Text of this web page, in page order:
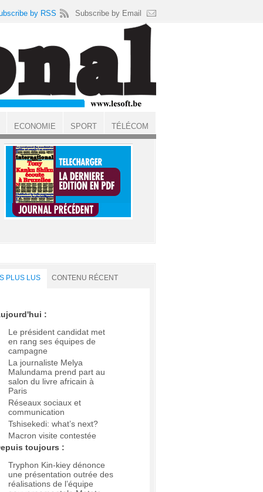
PLUS LUS CONTENU RÉCENT
:
Le président candidat met
en rang ses équipes de
campagne
La journaliste Melya
Malundama prend part au
salon du livre africain à
Paris
Réseaux sociaux et
communication
Tshisekedi: what’s next?
Macron visite contestée
toujours :
Tryphon Kin-kiey dénonce
une présentation outrée des
réalisations de l’équipe
by RSS Subscribe by Email
ECONOMIE SPORT TÉLÉCOM